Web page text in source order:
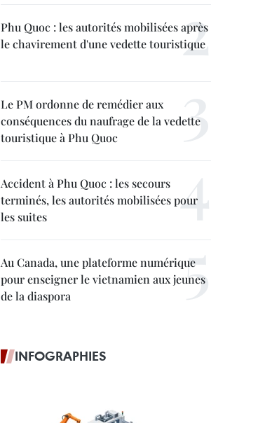
Phu Quoc : les autorités mobilisées après
le chavirement d'une vedette touristique
Le PM ordonne de remédier aux
conséquences du naufrage de la vedette
touristique à Phu Quoc
Accident à Phu Quoc : les secours
terminés, les autorités mobilisées pour
les suites
Au Canada, une plateforme numérique
pour enseigner le vietnamien aux jeunes
de la diaspora
INFOGRAPHIES